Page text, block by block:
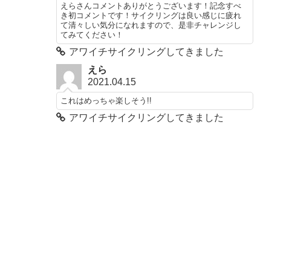
えらさんコメントありがとうございます！記念すべ
き初コメントです！サイクリングは良い感じに疲れ
て清々しい気分になれますので、是非チャレンジし
てみてください！
アワイチサイクリングしてきました
えら
2021.04.15
これはめっちゃ楽しそう!!
アワイチサイクリングしてきました